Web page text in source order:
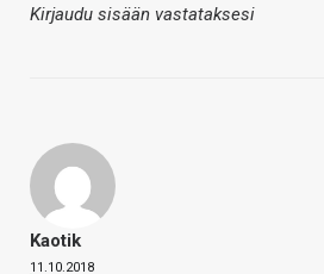
Kirjaudu sisään vastataksesi
Kaotik
11.10.2018